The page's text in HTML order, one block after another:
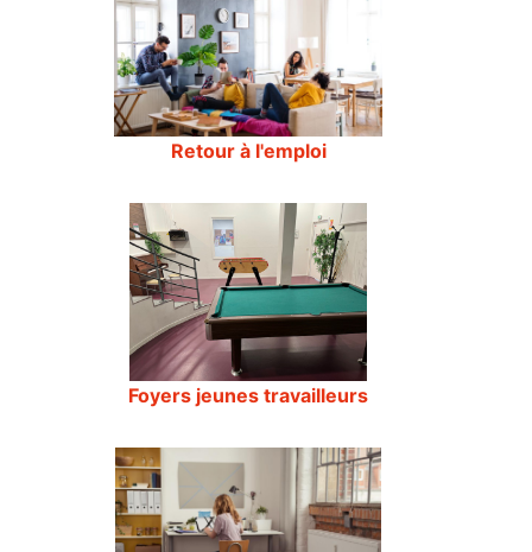
Retour à l'emploi
Foyers jeunes travailleurs